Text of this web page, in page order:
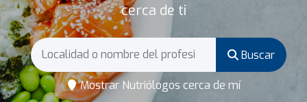
cerca de ti
Buscar
Mostrar Nutriólogos cerca de mí